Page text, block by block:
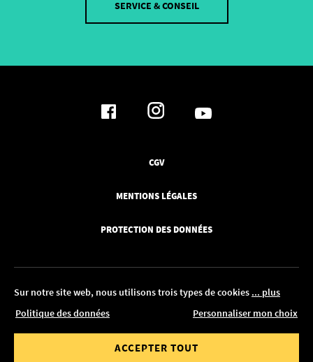
MODIFIER DANS LE CONFIGURATEUR
Sur notre site web, nous utilisons trois types de cookies ... plus
Politique des données
Personnaliser mon choix
ACCEPTER TOUT
SERVICE & CONSEIL
CGV
MENTIONS LÉGALES
PROTECTION DES DONNÉES
© 2026 Pickawood France
18.08. !